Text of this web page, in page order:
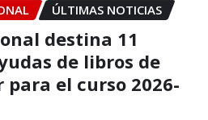
ÚLTIMAS NOTICIAS
destina 11
de libros de
el curso 2026-